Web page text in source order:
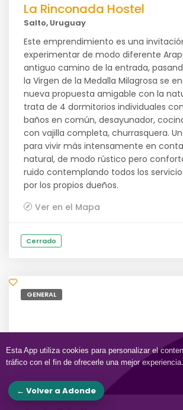
← Volver a Adonde
La Rinconada Hostel
Salto, Uruguay
Este emprendimiento es una
experimentar de modo diferente
antiguo camino de la entrada,
la Virgen de la Medalla Milagrosa se
nueva propuesta amigable con la
trata de 4 dormitorios individuales
baños en común, desayunador,
con vajilla completa, churrasquera.
para vivir más intensamente en
natural, de modo rústico pero
ruido contemplando todos los
por los propios dueños.
Ver en el Mapa
Cerrado
GENERAL
Esta App utiliza cookies para personalizar el
tráfico con el fin de ofrecerle una mejor experiencia.